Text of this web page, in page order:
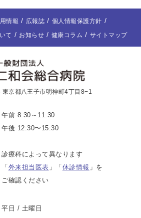
情報 広報誌
個人情報保護方針
て
お知らせ 健康コラム サイトマップ
京都八王子市明神町4丁目8−1
午前 8:30～11:30
午後 12:30〜15:30
診療科によって異なります
「 外来担当医表 」「 休診情報 」を
ご確認ください
平日 / 土曜日